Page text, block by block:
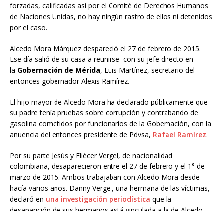
forzadas, calificadas así por el Comité de Derechos Humanos
de Naciones Unidas, no hay ningún rastro de ellos ni detenidos
por el caso.
Alcedo Mora Márquez despareció el 27 de febrero de 2015.
Ese día salió de su casa a reunirse con su jefe directo en
la Gobernación de Mérida, Luis Martínez, secretario del
entonces gobernador Alexis Ramírez.
El hijo mayor de Alcedo Mora ha declarado públicamente que
su padre tenía pruebas sobre corrupción y contrabando de
gasolina cometidos por funcionarios de la Gobernación, con la
anuencia del entonces presidente de Pdvsa, Rafael Ramírez.
Por su parte Jesús y Eliécer Vergel, de nacionalidad
colombiana, desaparecieron entre el 27 de febrero y el 1° de
marzo de 2015. Ambos trabajaban con Alcedo Mora desde
hacía varios años. Danny Vergel, una hermana de las víctimas,
declaró en una investigación periodística que la